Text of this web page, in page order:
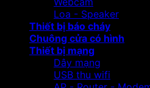
Loa - Speaker
Thiết bị báo cháy
Chuông cửa có hình
Thiết bị mạng
Dây mạng
USB thu wifi